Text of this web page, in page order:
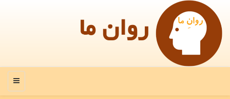
روان ما
منو